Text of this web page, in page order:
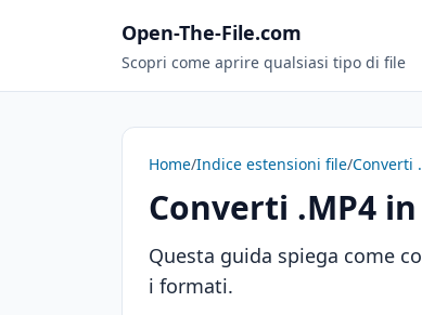
Open-The-File.com
Scopri come aprire qualsiasi tipo di file
Home/Indice estensioni file/Converti
Converti .MP4 in
Questa guida spiega come
i formati.